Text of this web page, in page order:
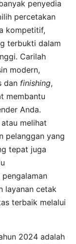
penyedia
percetakan
kompetitif,
terbukti dalam
Carilah
modern,
dan finishing,
membantu
Anda.
melihat
pelanggan yang
tepat juga
layanan cetak
terbaik melalui
2024 adalah